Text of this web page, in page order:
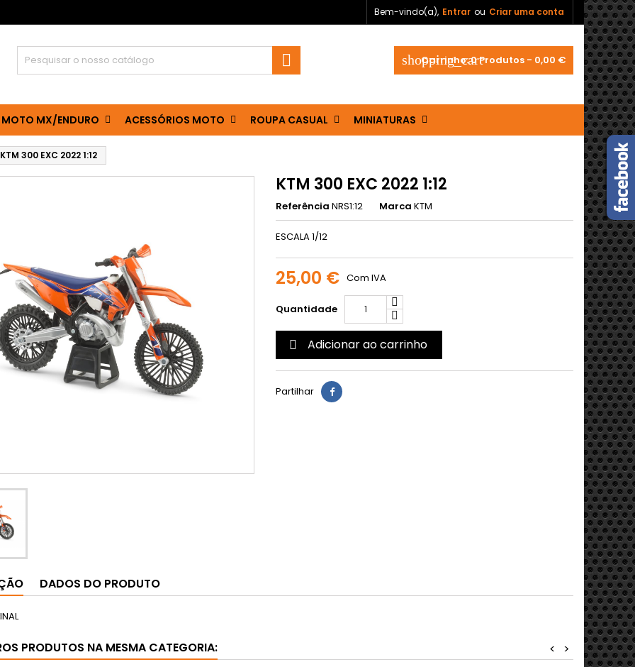
Bem-vindo(a), Entrar ou Criar uma conta
shopping_cart
Carrinho:0Produtos - 0,00 €

MOTO MX/ENDURO ACESSÓRIOS MOTO ROUPA CASUAL MINIATURAS
KTM 300 EXC 2022 1:12
KTM 300 EXC 2022 1:12
Referência NRS1:12 Marca KTM
ESCALA 1/12
25,00 € Com IVA
Quantidade
 Adicionar ao carrinho
Partilhar
DADOS DO PRODUTO
PRODUTOS NA MESMA CATEGORIA: >
<